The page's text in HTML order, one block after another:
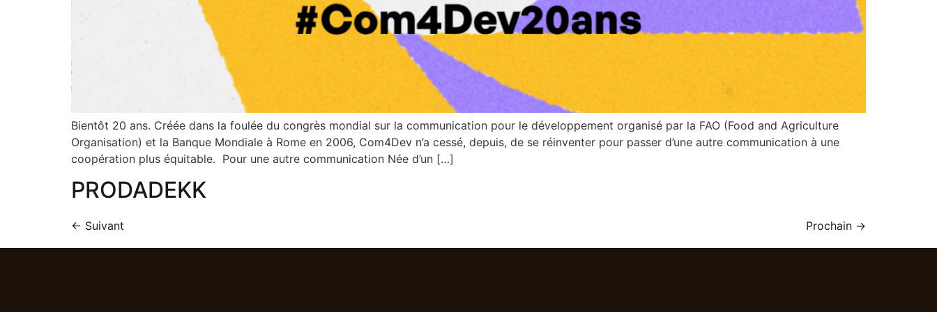
Bientôt 20 ans. Créée dans la foulée du congrès mondial sur la communication pour le développement organisé par la FAO (Food and Agriculture
Organisation) et la Banque Mondiale à Rome en 2006, Com4Dev n’a cessé, depuis, de se réinventer pour passer d’une autre communication à une
coopération plus équitable. Pour une autre communication Née d’un […]
PRODADEKK
← Suivant Prochain →